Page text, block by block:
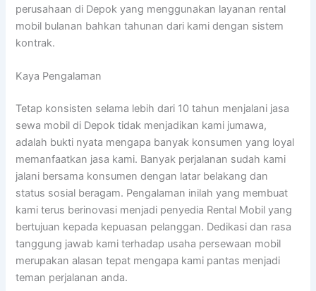
perusahaan di Depok yang menggunakan layanan rental
mobil bulanan bahkan tahunan dari kami dengan sistem
kontrak.
Kaya Pengalaman
Tetap konsisten selama lebih dari 10 tahun menjalani jasa
sewa mobil di Depok tidak menjadikan kami jumawa,
adalah bukti nyata mengapa banyak konsumen yang loyal
memanfaatkan jasa kami. Banyak perjalanan sudah kami
jalani bersama konsumen dengan latar belakang dan
status sosial beragam. Pengalaman inilah yang membuat
kami terus berinovasi menjadi penyedia Rental Mobil yang
bertujuan kepada kepuasan pelanggan. Dedikasi dan rasa
tanggung jawab kami terhadap usaha persewaan mobil
merupakan alasan tepat mengapa kami pantas menjadi
teman perjalanan anda.